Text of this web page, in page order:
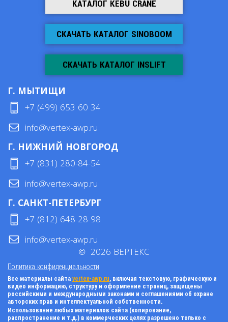
КАТАЛОГ KEBU CRANE
СКАЧАТЬ КАТАЛОГ SINOBOOM
СКАЧАТЬ КАТАЛОГ INSLIFT
Г. МЫТИЩИ
+7 (499) 653 60 34
info@vertex-awp.ru
Г. НИЖНИЙ НОВГОРОД
+7 (831) 280-84-54
info@vertex-awp.ru
Г. САНКТ-ПЕТЕРБУРГ
+7 (812) 648-28-98
info@vertex-awp.ru
Политика конфиденциальности
© 2026 ВЕРТЕКС
Все материалы сайта vertex-awp.ru, включая текстовую, графическую и
видео информацию, структуру и оформление страниц, защищены
российскими и международными законами и соглашениями об охране
авторских прав и интеллектуальной собственности.
Использование любых материалов сайта (копирование,
распространение и т.д.) в коммерческих целях разрешено только с